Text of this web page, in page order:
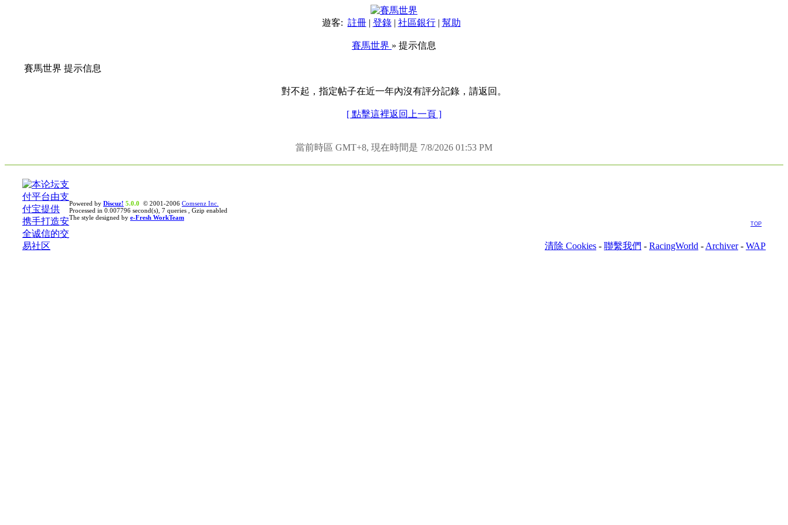
遊客: 註冊| 登錄| 社區銀行| 幫助
賽馬世界 » 提示信息
賽馬世界 提示信息
對不起，指定帖子在近一年內沒有評分記錄，請返回。
[ 點擊這裡返回上一頁 ]
當前時區 GMT+8, 現在時間是 7/8/2026 01:53 PM
Powered by Discuz! 5.0.0 © 2001-2006 Comsenz Inc.
Processed in 0.007796 second(s), 7 queries , Gzip enabled
The style designed by e-Fresh WorkTeam
TOP
清除 Cookies - 聯繫我們 - RacingWorld - Archiver- WAP